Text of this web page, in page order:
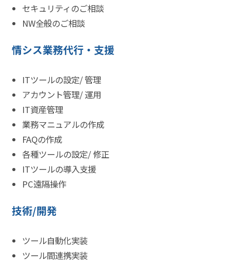
セキュリティのご相談
NW全般のご相談
情シス業務代行・支援
ITツールの設定/ 管理
アカウント管理/ 運用
IT資産管理
業務マニュアルの作成
FAQの作成
各種ツールの設定/ 修正
ITツールの導入支援
PC遠隔操作
技術/開発
ツール自動化実装
ツール間連携実装